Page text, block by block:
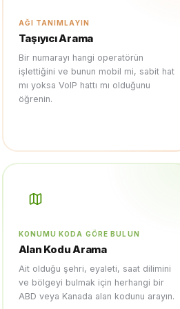
AĞI TANIMLAYIN
Taşıyıcı Arama
Bir numarayı hangi operatörün
işlettiğini ve bunun mobil mi, sabit hat
mı yoksa VoIP hattı mı olduğunu
öğrenin.
KONUMU KODA GÖRE BULUN
Alan Kodu Arama
Ait olduğu şehri, eyaleti, saat dilimini
ve bölgeyi bulmak için herhangi bir
ABD veya Kanada alan kodunu arayın.